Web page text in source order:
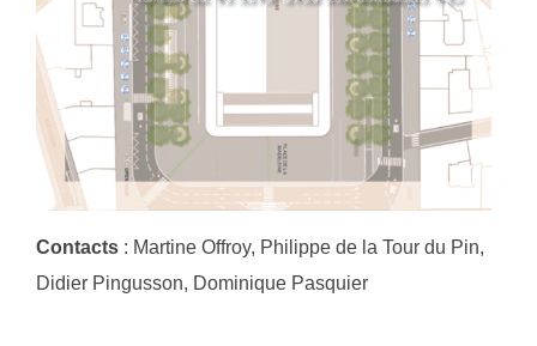
Contacts : Martine Offroy, Philippe de la Tour du Pin,
Didier Pingusson, Dominique Pasquier